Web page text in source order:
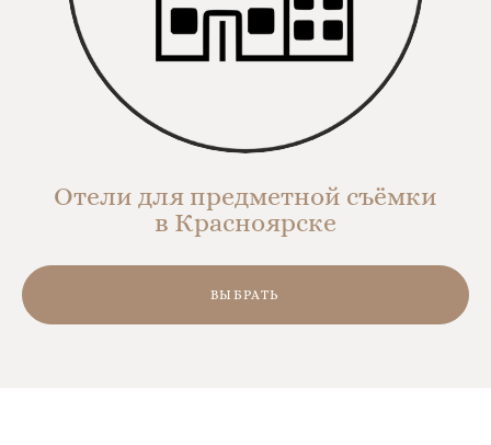
Отели для предметной съёмки
в Красноярске
ВЫБРАТЬ